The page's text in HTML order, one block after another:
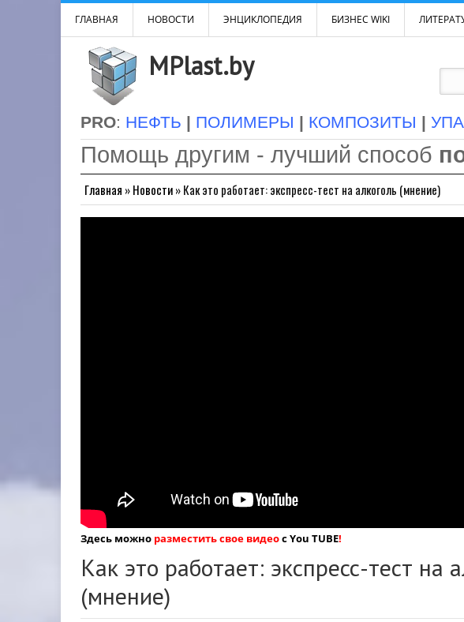
ГЛАВНАЯ НОВОСТИ ЭНЦИКЛОПЕДИЯ БИЗНЕС WIKI
MPlast.by
PRO: НЕФТЬ | ПОЛИМЕРЫ | КОМПОЗИТЫ |
Помощь другим - лучший способ
Главная »Новости»Как это работает: экспресс-тест на алкоголь (мнение)
Здесь можно разместить свое видеос You TUBE!
Как это работает: экспресс-тест на
(мнение)